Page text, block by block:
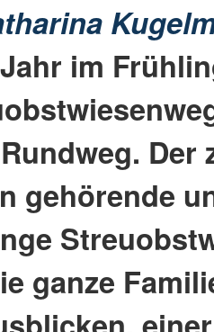
im
Der
gehörende
ganze